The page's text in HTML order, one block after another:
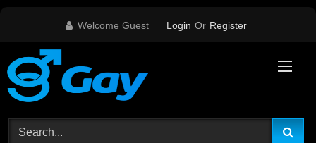
Welcome Guest Login Or Register